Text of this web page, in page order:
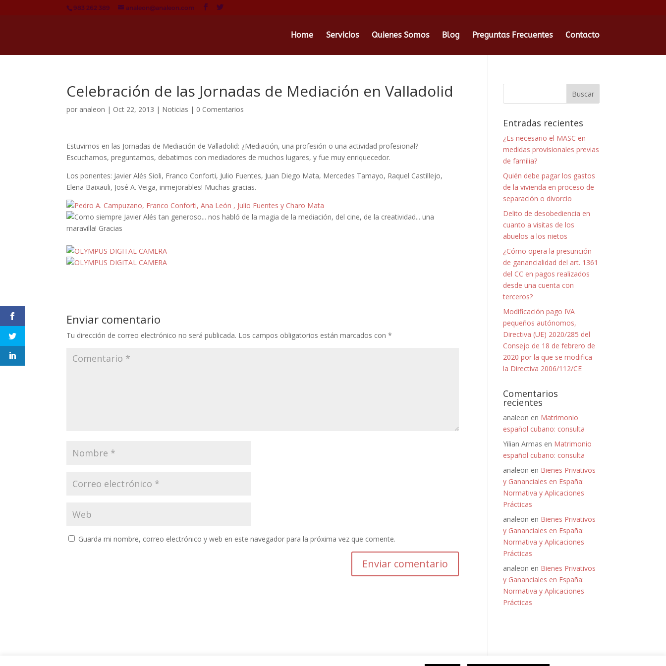
983 262 389 analeon@analeon.com
Home Servicios Quienes Somos Blog Preguntas Frecuentes Contacto
Celebración de las Jornadas de Mediación en Valladolid
por analeon | Oct 22, 2013 | Noticias | 0 Comentarios
Estuvimos en las Jornadas de Mediación de Valladolid: ¿Mediación, una profesión o una actividad profesional?
Escuchamos, preguntamos, debatimos con mediadores de muchos lugares, y fue muy enriquecedor.
Los ponentes: Javier Alés Sioli, Franco Conforti, Julio Fuentes, Juan Diego Mata, Mercedes Tamayo, Raquel Castillejo,
Elena Baixauli, José A. Veiga, inmejorables! Muchas gracias.
Enviar comentario
Tu dirección de correo electrónico no será publicada. Los campos obligatorios están marcados con*
Guarda mi nombre, correo electrónico y web en este navegador para la próxima vez que comente.
Entradas recientes
¿Es necesario el MASC en
medidas provisionales previas
de familia?
Quién debe pagar los gastos
de la vivienda en proceso de
separación o divorcio
Delito de desobediencia en
cuanto a visitas de los
abuelos a los nietos
¿Cómo opera la presunción
de ganancialidad del art. 1361
del CC en pagos realizados
desde una cuenta con
terceros?
Modificación pago IVA
pequeños autónomos,
Directiva (UE) 2020/285 del
Consejo de 18 de febrero de
2020 por la que se modifica
la Directiva 2006/112/CE
Comentarios
recientes
analeon en Matrimonio
español cubano: consulta
Yilian Armas en Matrimonio
español cubano: consulta
analeon en Bienes Privativos
y Gananciales en España:
Normativa y Aplicaciones
Prácticas
analeon en Bienes Privativos
y Gananciales en España:
Normativa y Aplicaciones
Prácticas
analeon en Bienes Privativos
y Gananciales en España:
Normativa y Aplicaciones
Prácticas